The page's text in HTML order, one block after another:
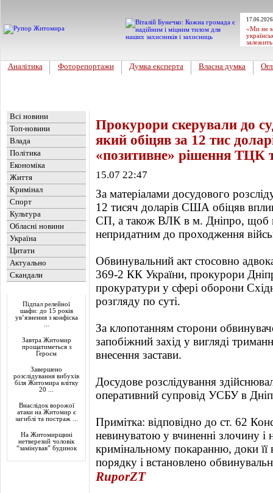
«Ми не
Аналітика Фоторепортажи Думка експерта Власна думка
Всі новини
Топ-новини
Влада
Політика
Економіка
Життя
Кримінал
Спорт
Культура
Обласні новини
Україна
Цитати
Актуально
Скандали
Підпал релейної
шафи: до 15 років
ув’язнення з конфіска
Завтра Житомир
прощатиметься з
Героєм
Завершено
розслідування вибухів
біля Житомира влітку
20 ...
Внаслідок ворожої
атаки на Житомир є
загиблі та постраж ...
На Житомирщині
нетверезий чоловік
“замінував” будинок
Прокурори скерували до
який обіцяв за 12 тис
«позитивне» рішення ТЦК
15.07 22:47
За матеріалами досудового
12 тисяч доларів США обіцяв
СП, а також ВЛК в м. Дніпро, щоб
непридатним до проходження
Обвинувальний акт стосовно
369-2 КК України, прокурори
прокуратури у сфері оборони
розгляду по суті.
За клопотанням сторони
запобіжний захід у вигляді
внесення застави.
Досудове розслідування
оперативний супровід УСБУ в
Примітка: відповідно до ст. 62
невинуватою у вчиненні злочину і
кримінальному покаранню, доки
порядку і встановлено
RuporZT